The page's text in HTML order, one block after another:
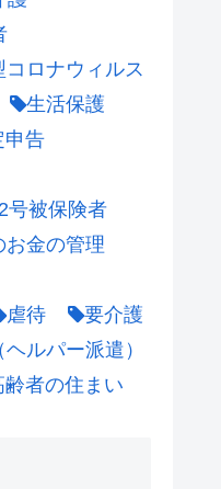
コロナウィルス
生活保護
申告
号被保険者
お金の管理
虐待
要介護
ルパー派遣）
齢者の住まい